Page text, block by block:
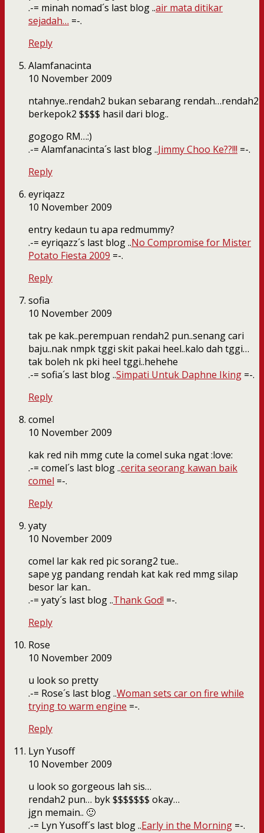
.-= minah nomad´s last blog ..air mata ditikar
sejadah… =-.
Reply
Alamfanacinta
10 November 2009
ntahnye..rendah2 bukan sebarang rendah…rendah2
berkepok2 $$$$ hasil dari blog..
gogogo RM…:)
.-= Alamfanacinta´s last blog ..Jimmy Choo Ke??!!! =-.
Reply
eyriqazz
10 November 2009
entry kedaun tu apa redmummy?
.-= eyriqazz´s last blog ..No Compromise for Mister
Potato Fiesta 2009 =-.
Reply
sofia
10 November 2009
tak pe kak..perempuan rendah2 pun..senang cari
baju..nak nmpk tggi skit pakai heel..kalo dah tggi…
tak boleh nk pki heel tggi..hehehe
.-= sofia´s last blog ..Simpati Untuk Daphne Iking =-.
Reply
comel
10 November 2009
kak red nih mmg cute la comel suka ngat :love:
.-= comel´s last blog ..cerita seorang kawan baik
comel =-.
Reply
yaty
10 November 2009
comel lar kak red pic sorang2 tue..
sape yg pandang rendah kat kak red mmg silap
besor lar kan..
.-= yaty´s last blog ..Thank God! =-.
Reply
Rose
10 November 2009
u look so pretty
.-= Rose´s last blog ..Woman sets car on fire while
trying to warm engine =-.
Reply
Lyn Yusoff
10 November 2009
u look so gorgeous lah sis…
rendah2 pun… byk $$$$$$$ okay…
jgn memain.. 🙂
.-= Lyn Yusoff´s last blog ..Early in the Morning =-.